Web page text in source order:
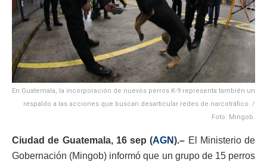
En Guatemala, la incorporación de nuevos perros K-9 representa también un
respaldo a las acciones que buscan desarticular redes de narcotráfico. /
Foto: Mingob.
Ciudad de Guatemala, 16 sep (AGN).– El Ministerio de
Gobernación (Mingob) informó que un grupo de 15 perros